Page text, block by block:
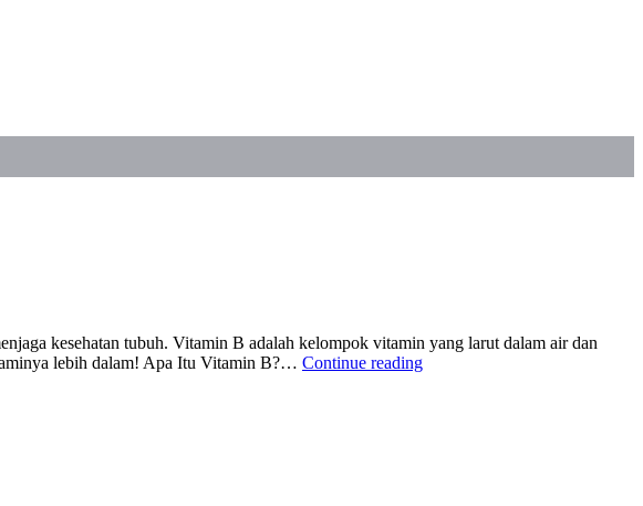
kesehatan tubuh. Vitamin B adalah kelompok vitamin yang larut dalam air dan
lebih dalam! Apa Itu Vitamin B?… Continue reading“Fakta